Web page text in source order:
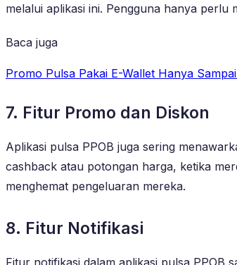
melalui aplikasi ini. Pengguna hanya perlu
Baca juga
Promo Pulsa Pakai E-Wallet Hanya
7. Fitur Promo dan Diskon
Aplikasi pulsa PPOB juga sering
cashback atau potongan harga, ketika
menghemat pengeluaran mereka.
8. Fitur Notifikasi
Fitur notifikasi dalam aplikasi pulsa PPOB